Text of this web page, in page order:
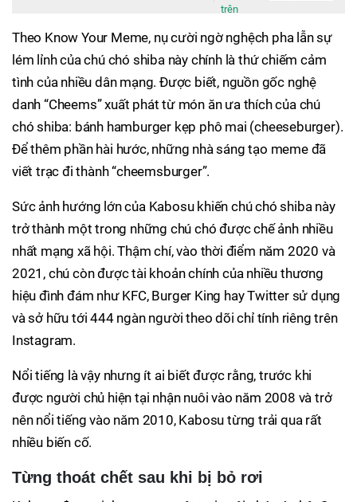
trên
Theo Know Your Meme, nụ cười ngờ nghệch pha lẫn sự
lém lỉnh của chú chó shiba này chính là thứ chiếm cảm
tình của nhiều dân mạng. Được biết, nguồn gốc nghệ
danh “Cheems” xuất phát từ món ăn ưa thích của chú
chó shiba: bánh hamburger kẹp phô mai (cheeseburger).
Để thêm phần hài hước, những nhà sáng tạo meme đã
viết trạc đi thành “cheemsburger”.
Sức ảnh hướng lớn của Kabosu khiến chú chó shiba này
trở thành một trong những chú chó được chế ảnh nhiều
nhất mạng xã hội. Thậm chí, vào thời điểm năm 2020 và
2021, chú còn được tài khoản chính của nhiều thương
hiệu đình đám như KFC, Burger King hay Twitter sử dụng
và sở hữu tới 444 ngàn người theo dõi chỉ tính riêng trên
Instagram.
Nổi tiếng là vậy nhưng ít ai biết được rằng, trước khi
được người chủ hiện tại nhận nuôi vào năm 2008 và trở
nên nổi tiếng vào năm 2010, Kabosu từng trải qua rất
nhiều biến cố.
Từng thoát chết sau khi bị bỏ rơi